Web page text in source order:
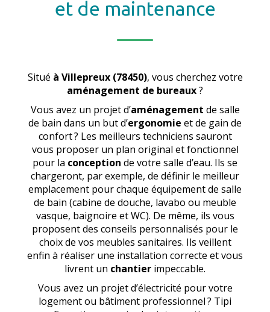
et de maintenance
Situé à Villepreux (78450), vous cherchez votre
aménagement de bureaux?
Vous avez un projet d’aménagement de salle
de bain dans un but d’ergonomie et de gain de
confort ? Les meilleurs techniciens sauront
vous proposer un plan original et fonctionnel
pour la conception de votre salle d’eau. Ils se
chargeront, par exemple, de définir le meilleur
emplacement pour chaque équipement de salle
de bain (cabine de douche, lavabo ou meuble
vasque, baignoire et WC). De même, ils vous
proposent des conseils personnalisés pour le
choix de vos meubles sanitaires. Ils veillent
enfin à réaliser une installation correcte et vous
livrent un chantier impeccable.
Vous avez un projet d’électricité pour votre
logement ou bâtiment professionnel ? Tipi